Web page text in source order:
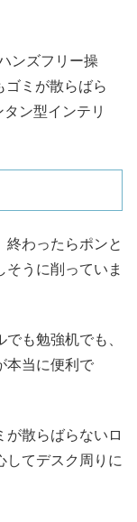
ンズフリー操
ゴミが散らばら
ン型インテリ
終わったらポンと
うに削っていま
も勉強机でも、
本当に便利で
が散らばらないロ
してデスク周りに